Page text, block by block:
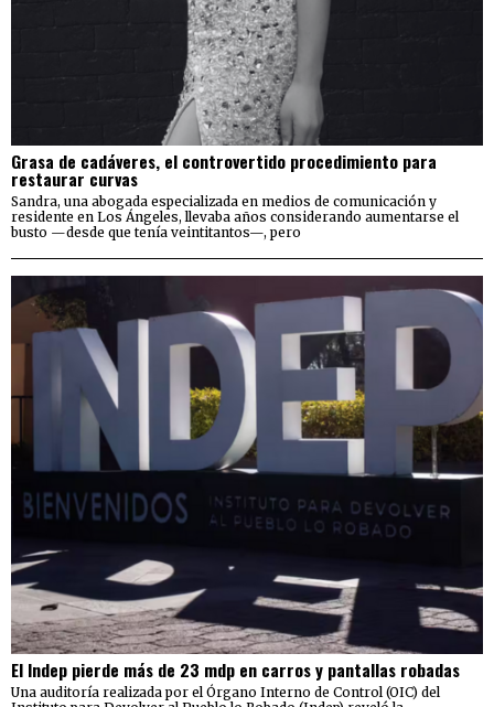
Grasa de cadáveres, el controvertido procedimiento para
restaurar curvas
Sandra, una abogada especializada en medios de comunicación y
residente en Los Ángeles, llevaba años considerando aumentarse el
busto —desde que tenía veintitantos—, pero
El Indep pierde más de 23 mdp en carros y pantallas robadas
Una auditoría realizada por el Órgano Interno de Control (OIC) del